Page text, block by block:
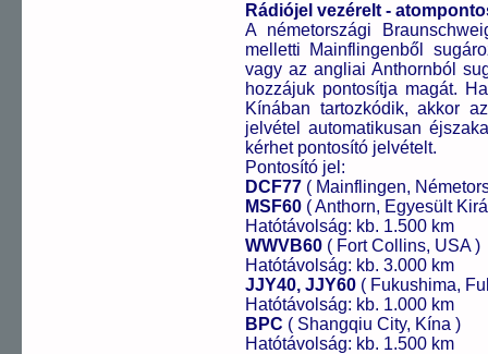
Rádiójel vezérelt -
A németországi
melletti Mainflingenből
vagy az angliai Anthornból
hozzájuk pontosítja magát.
Kínában tartozkódik, akkor
jelvétel automatikusan
kérhet pontosító jelvételt.
Pontosító jel:
DCF77 ( Mainflingen,
MSF60 ( Anthorn, Egyesült
Hatótávolság: kb. 1.500 km
WWVB60 ( Fort Collins, USA )
Hatótávolság: kb. 3.000 km
JJY40, JJY60 ( Fukushima,
Hatótávolság: kb. 1.000 km
BPC ( Shangqiu City, Kína )
Hatótávolság: kb. 1.500 km